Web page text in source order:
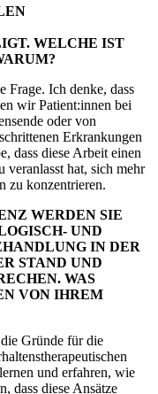
WELCHE IST
Frage. Ich denke, dass
wir Patient:innen bei
oder von
Erkrankungen
dass diese Arbeit einen
veranlasst hat, sich mehr
zu konzentrieren.
WERDEN SIE
UND
IN DER
STAND UND
WAS
VON IHREM
Gründe für die
und erfahren, wie
dass diese Ansätze